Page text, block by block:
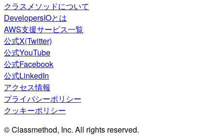
クラスメソッドについて
DevelopersIOとは
AWS支援サービス一覧
公式X(Twitter)
公式YouTube
公式Facebook
公式LinkedIn
アクセス情報
プライバシーポリシー
クッキーポリシー
© Classmethod, Inc. All rights reserved.